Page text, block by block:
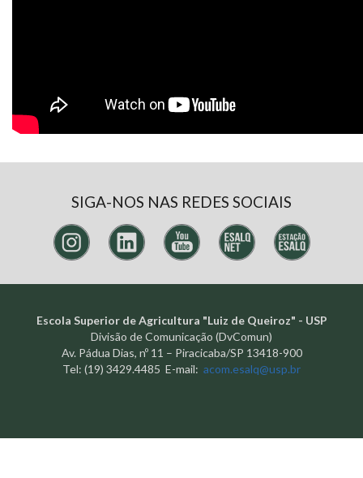
SIGA-NOS NAS REDES SOCIAIS
Escola Superior de Agricultura "Luiz de Queiroz" - USP
Divisão de Comunicação (DvComun)
Av. Pádua Dias, nº 11 – Piracicaba/SP 13418-900
Tel: (19) 3429.4485 E-mail: acom.esalq@usp.br